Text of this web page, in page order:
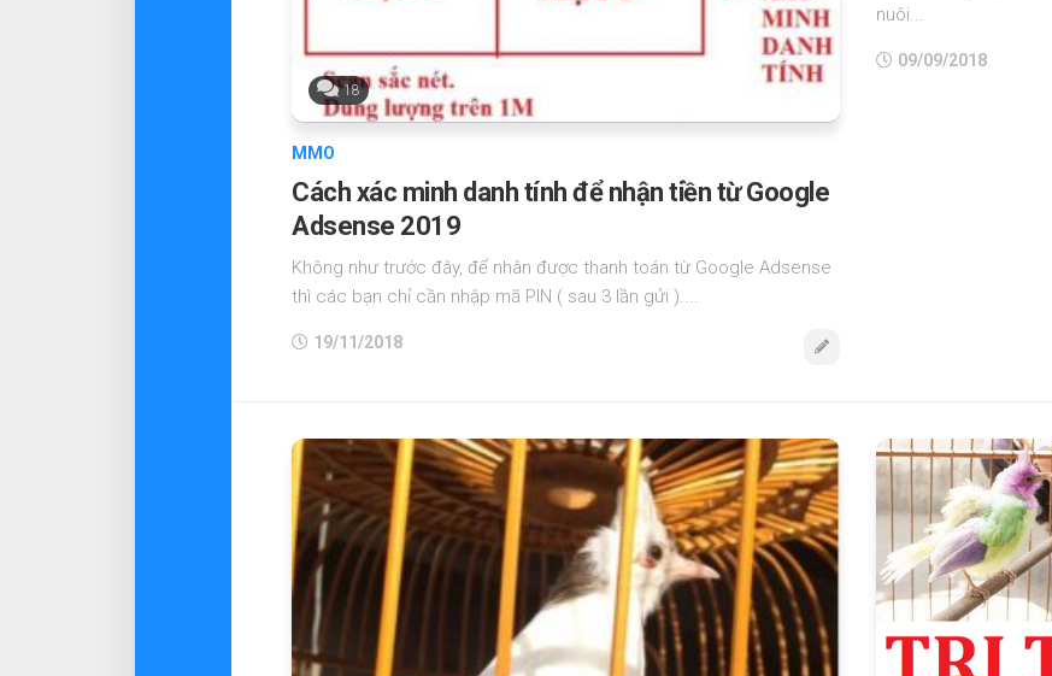
18
MMO
Cách xác minh danh tính để nhận tiền từ Google
Adsense 2019
Không như trước đây, để nhân được thanh toán từ Google Adsense
thì các bạn chỉ cần nhập mã PIN ( sau 3 lần gửi )....
19/11/2018
nuôi...
09/09/2018